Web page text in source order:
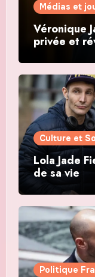
Médias et
Véronique
privée et
Culture et
Lola Jade
de sa vie
Politique